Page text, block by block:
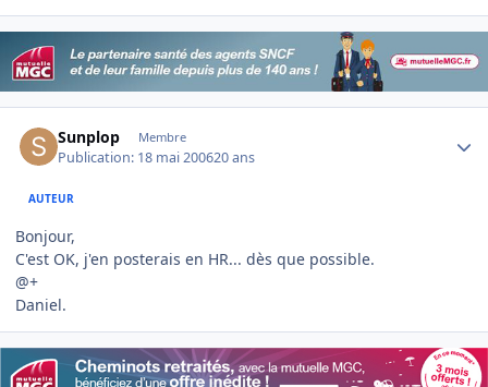
Sunplop Membre
Publication: 18 mai 200620 ans
AUTEUR
Bonjour,
C'est OK, j'en posterais en HR... dès que possible.
@+
Daniel.